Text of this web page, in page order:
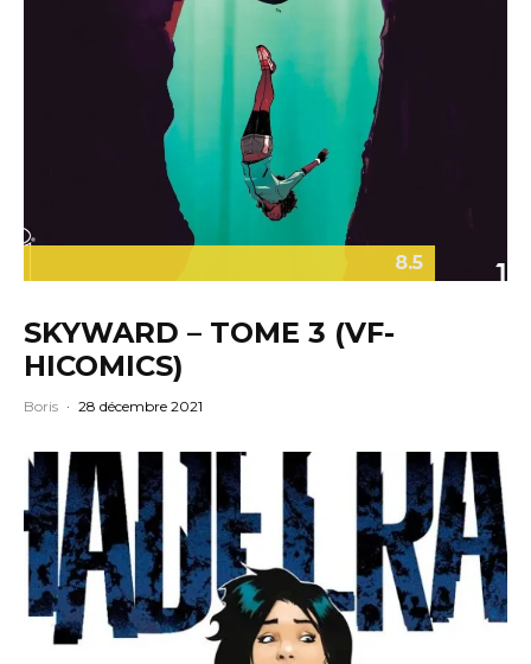
8.5
SKYWARD – TOME 3 (VF-
HICOMICS)
Boris · 28 décembre 2021